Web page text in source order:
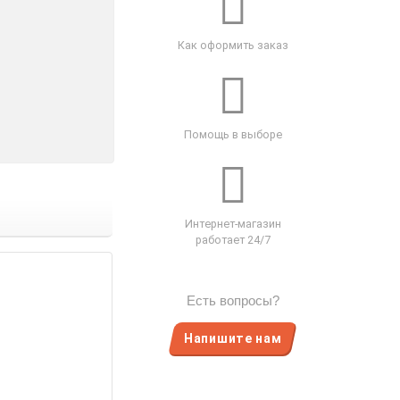
Как оформить заказ
Помощь в выборе
Интернет-магазин
работает 24/7
Есть вопросы?
Напишите нам